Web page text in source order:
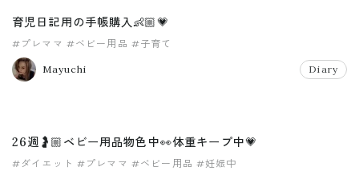
育児日記用の手帳購入👶🏼💗
#プレママ #ベビー用品 #子育て
Mayuchi Diary
26週🤰🏼ベビー用品物色中👀体重キープ中💗
#ダイエット #プレママ #ベビー用品 #妊娠中